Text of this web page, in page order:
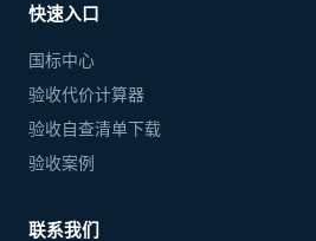
快速入口
国标中心
验收代价计算器
验收自查清单下载
验收案例
联系我们